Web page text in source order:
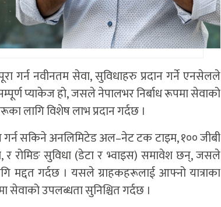
गर्न नवीनतम सेवा, सुविधाहरु प्रदान गर्ने एनसेलले
प्याकेज हो, जसले नेपालभर निर्बाध रूपमा सेवाको
लागि विशेष लाभ प्रदान गर्दछ ।
गर्न सकिने अनलिमिटेड अल–नेट टक टाइम, १०० जीबी
र रोमिङ सुविधा (डेटा र भ्वाइस) समावेश छन्, जसले
मद्दत गर्दछ । यसले ग्राहकहरूलाई आफ्नो यात्राका
सेवाको उपलब्धता सुनिश्चित गर्दछ ।